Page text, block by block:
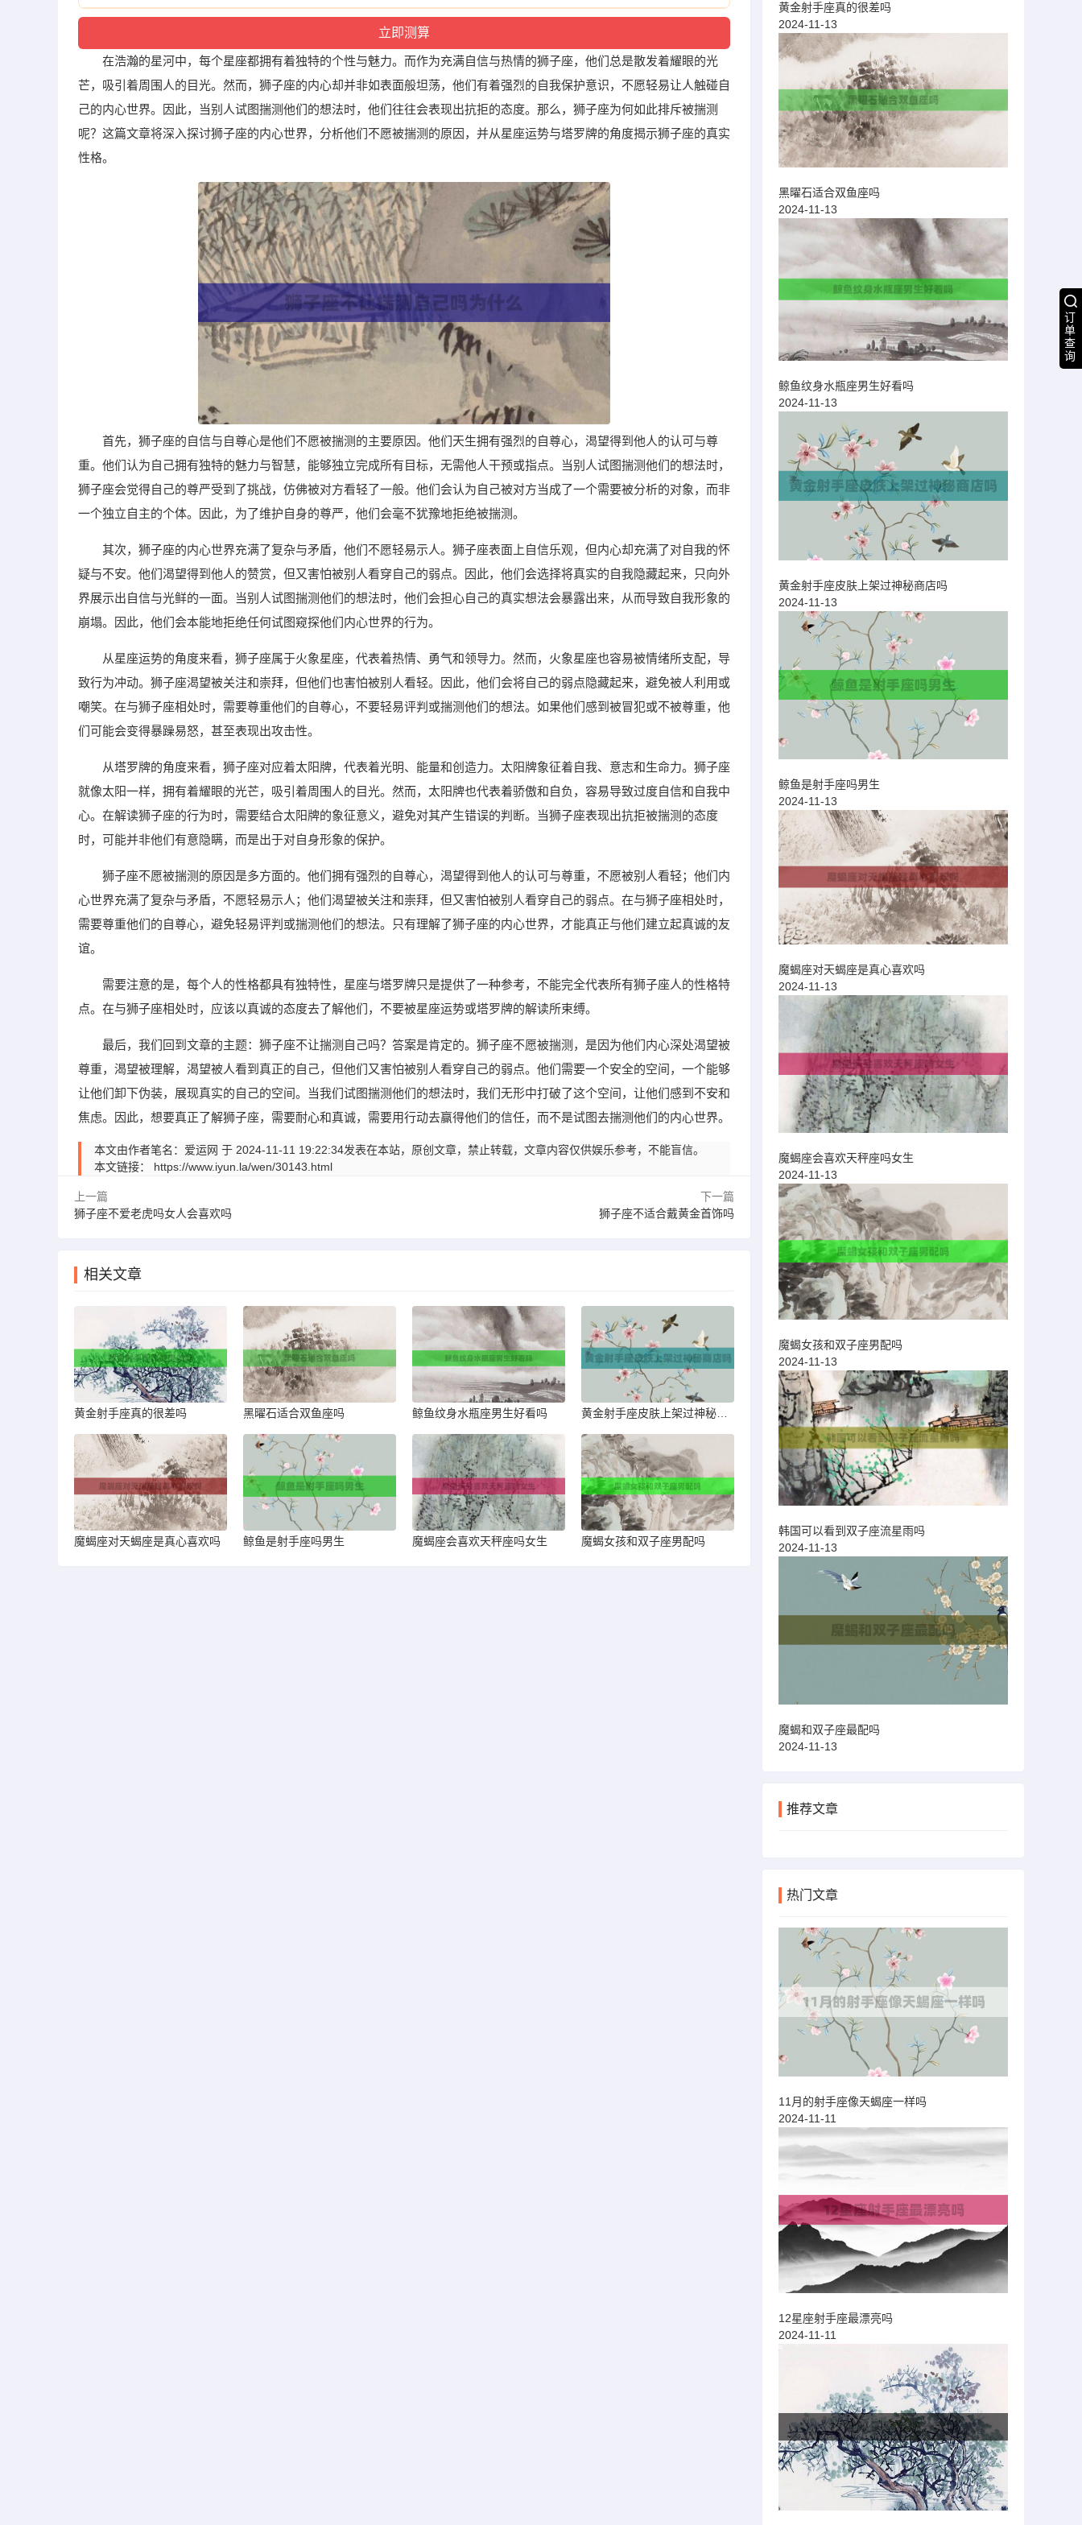
订
单
查
询
在浩瀚的星河中，每个星座都拥有着独特的个性与魅力。而作为充满自信与热情的狮子座，他们总是散发着耀眼的光
芒，吸引着周围人的目光。然而，狮子座的内心却并非如表面般坦荡，他们有着强烈的自我保护意识，不愿轻易让人触碰自
己的内心世界。因此，当别人试图揣测他们的想法时，他们往往会表现出抗拒的态度。那么，狮子座为何如此排斥被揣测
呢？这篇文章将深入探讨狮子座的内心世界，分析他们不愿被揣测的原因，并从星座运势与塔罗牌的角度揭示狮子座的真实
性格。
首先，狮子座的自信与自尊心是他们不愿被揣测的主要原因。他们天生拥有强烈的自尊心，渴望得到他人的认可与尊
重。他们认为自己拥有独特的魅力与智慧，能够独立完成所有目标，无需他人干预或指点。当别人试图揣测他们的想法时，
狮子座会觉得自己的尊严受到了挑战，仿佛被对方看轻了一般。他们会认为自己被对方当成了一个需要被分析的对象，而非
一个独立自主的个体。因此，为了维护自身的尊严，他们会毫不犹豫地拒绝被揣测。
其次，狮子座的内心世界充满了复杂与矛盾，他们不愿轻易示人。狮子座表面上自信乐观，但内心却充满了对自我的怀
疑与不安。他们渴望得到他人的赞赏，但又害怕被别人看穿自己的弱点。因此，他们会选择将真实的自我隐藏起来，只向外
界展示出自信与光鲜的一面。当别人试图揣测他们的想法时，他们会担心自己的真实想法会暴露出来，从而导致自我形象的
崩塌。因此，他们会本能地拒绝任何试图窥探他们内心世界的行为。
从星座运势的角度来看，狮子座属于火象星座，代表着热情、勇气和领导力。然而，火象星座也容易被情绪所支配，导
致行为冲动。狮子座渴望被关注和崇拜，但他们也害怕被别人看轻。因此，他们会将自己的弱点隐藏起来，避免被人利用或
嘲笑。在与狮子座相处时，需要尊重他们的自尊心，不要轻易评判或揣测他们的想法。如果他们感到被冒犯或不被尊重，他
们可能会变得暴躁易怒，甚至表现出攻击性。
从塔罗牌的角度来看，狮子座对应着太阳牌，代表着光明、能量和创造力。太阳牌象征着自我、意志和生命力。狮子座
就像太阳一样，拥有着耀眼的光芒，吸引着周围人的目光。然而，太阳牌也代表着骄傲和自负，容易导致过度自信和自我中
心。在解读狮子座的行为时，需要结合太阳牌的象征意义，避免对其产生错误的判断。当狮子座表现出抗拒被揣测的态度
时，可能并非他们有意隐瞒，而是出于对自身形象的保护。
狮子座不愿被揣测的原因是多方面的。他们拥有强烈的自尊心，渴望得到他人的认可与尊重，不愿被别人看轻；他们内
心世界充满了复杂与矛盾，不愿轻易示人；他们渴望被关注和崇拜，但又害怕被别人看穿自己的弱点。在与狮子座相处时，
需要尊重他们的自尊心，避免轻易评判或揣测他们的想法。只有理解了狮子座的内心世界，才能真正与他们建立起真诚的友
谊。
需要注意的是，每个人的性格都具有独特性，星座与塔罗牌只是提供了一种参考，不能完全代表所有狮子座人的性格特
点。在与狮子座相处时，应该以真诚的态度去了解他们，不要被星座运势或塔罗牌的解读所束缚。
最后，我们回到文章的主题：狮子座不让揣测自己吗？答案是肯定的。狮子座不愿被揣测，是因为他们内心深处渴望被
尊重，渴望被理解，渴望被人看到真正的自己，但他们又害怕被别人看穿自己的弱点。他们需要一个安全的空间，一个能够
让他们卸下伪装，展现真实的自己的空间。当我们试图揣测他们的想法时，我们无形中打破了这个空间，让他们感到不安和
焦虑。因此，想要真正了解狮子座，需要耐心和真诚，需要用行动去赢得他们的信任，而不是试图去揣测他们的内心世界。
本文由作者笔名：爱运网 于 2024-11-11 19:22:34发表在本站，原创文章，禁止转载，文章内容仅供娱乐参考，不能盲信。
本文链接： https://www.iyun.la/wen/30143.html
上一篇
狮子座不爱老虎吗女人会喜欢吗
下一篇
狮子座不适合戴黄金首饰吗
相关文章
黄金射手座真的很差吗 黑曜石适合双鱼座吗 鲸鱼纹身水瓶座男生好看吗
魔蝎座对天蝎座是真心喜欢吗 鲸鱼是射手座吗男生 魔蝎座会喜欢天秤座吗女生 魔蝎女孩和双子座男配吗
黄金射手座真的很差吗
2024-11-13
黑曜石适合双鱼座吗
2024-11-13
鲸鱼纹身水瓶座男生好看吗
2024-11-13
黄金射手座皮肤上架过神秘商店吗
2024-11-13
鲸鱼是射手座吗男生
2024-11-13
魔蝎座对天蝎座是真心喜欢吗
2024-11-13
魔蝎座会喜欢天秤座吗女生
2024-11-13
魔蝎女孩和双子座男配吗
2024-11-13
韩国可以看到双子座流星雨吗
2024-11-13
魔蝎和双子座最配吗
2024-11-13
推荐文章
热门文章
11月的射手座像天蝎座一样吗
2024-11-11
12星座射手座最漂亮吗
2024-11-11